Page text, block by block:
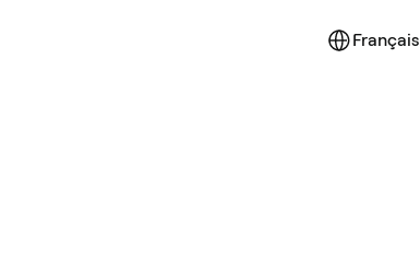
Français